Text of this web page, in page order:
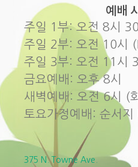
예배
주일 1부: 오전 8시
주일 2부: 오전 10시
주일 3부: 오전 11시
금요예배: 오후 8시
새벽예배: 오전 6시 (
토요가정예배: 순서지
375 N. Towne Ave.